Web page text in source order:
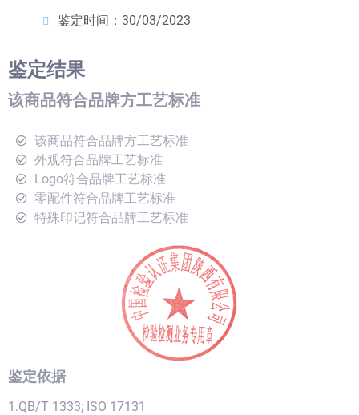
鉴定时间：30/03/2023
鉴定结果
该商品符合品牌方工艺标准
该商品符合品牌方工艺标准
外观符合品牌工艺标准
Logo符合品牌工艺标准
零配件符合品牌工艺标准
特殊印记符合品牌工艺标准
鉴定依据
1.QB/T 1333; ISO 17131